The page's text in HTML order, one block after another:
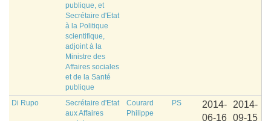
publique, et
Secrétaire d'Etat
à la Politique
scientifique,
adjoint à la
Ministre des
Affaires sociales
et de la Santé
publique
Di Rupo
Secrétaire d'Etat
aux Affaires
Courard
Philippe
PS
2014-
06-16
2014-
09-15